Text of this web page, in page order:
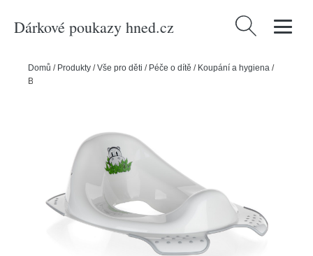
Dárkové poukazy hned.cz Vyhledávání
Domů / Produkty /Vše pro děti / Péče o dítě / Koupání a hygiena /
Banquet 4kids Dětské WC sedátko Jungle, 30 x 40 x 15 cm